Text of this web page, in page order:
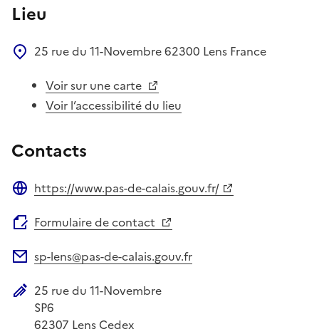
Lieu
25 rue du 11-Novembre62300 Lens France
Voir sur une carte
Voir l’accessibilité du lieu
Contacts
https://www.pas-de-calais.gouv.fr/
Formulaire de contact
sp-lens@pas-de-calais.gouv.fr
Adresse postale
25 rue du 11-Novembre
SP6
62307 Lens Cedex